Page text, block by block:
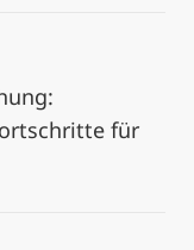
für